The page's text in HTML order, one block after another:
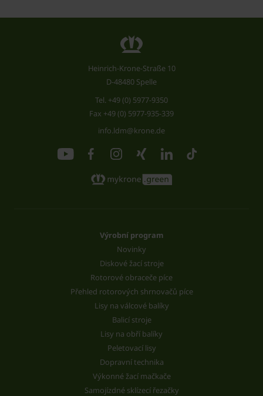
Heinrich-Krone-Straße 10
D-48480 Spelle
Tel. +49 (0) 5977-9350
Fax +49 (0) 5977-935-339
info.ldm@krone.de
Výrobní program
Novinky
Diskové žací stroje
Rotorové obraceče píce
Přehled rotorových shrnovačů píce
Lisy na válcové balíky
Balicí stroje
Lisy na obří balíky
Peletovací lisy
Dopravní technika
Výkonné žací mačkače
Samojízdné sklízecí řezačky